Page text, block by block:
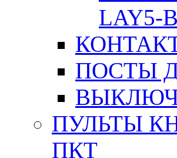
LAY5-
ПОСТЫ
ПУЛЬТЫ
ПКТ